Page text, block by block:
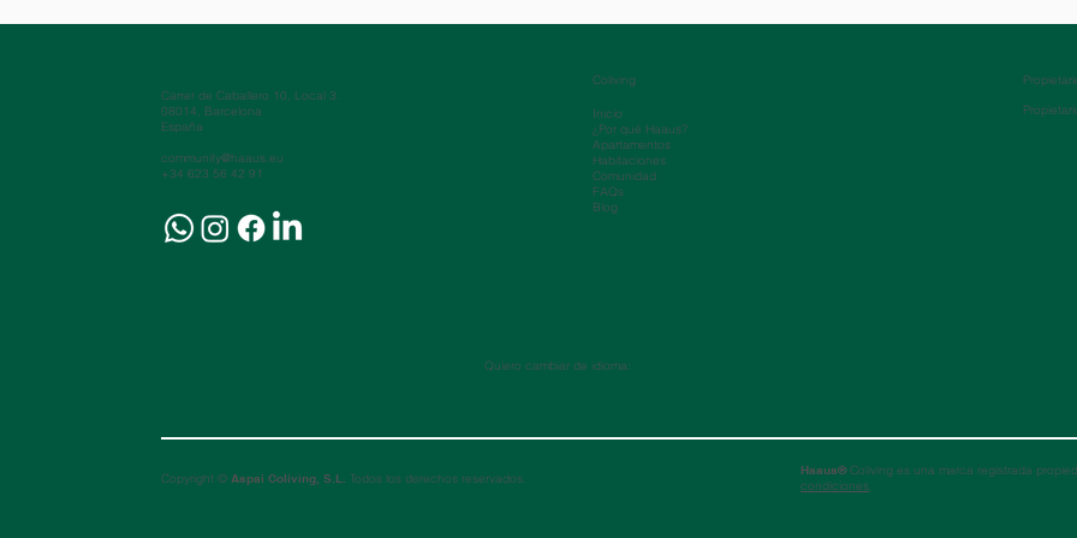
Carrer de Caballero 10, Local 3.
08014, Barcelona
España
community@haaus.eu
+34 623 56 42 91
Coliving
Inicio
¿Por qué Haaus?
Apartamentos
Habitaciones
Comunidad
FAQs
Blog
Quiero cambiar de idioma:
Haaus®Coliving es una marca registrada
condiciones
Copyright © Aspai Coliving, S.L. Todos los derechos reservados.